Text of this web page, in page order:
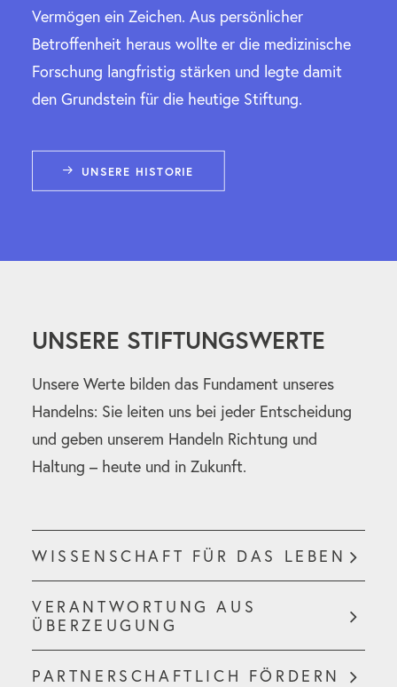
Vermögen ein Zeichen. Aus persönlicher
Betroffenheit heraus wollte er die medizinische
Forschung langfristig stärken und legte damit
den Grundstein für die heutige Stiftung.
UNSERE HISTORIE
UNSERE STIFTUNGSWERTE
Unsere Werte bilden das Fundament unseres
Handelns: Sie leiten uns bei jeder Entscheidung
und geben unserem Handeln Richtung und
Haltung – heute und in Zukunft.
WISSENSCHAFT FÜR DAS LEBEN
VERANTWORTUNG AUS
ÜBERZEUGUNG
PARTNERSCHAFTLICH FÖRDERN